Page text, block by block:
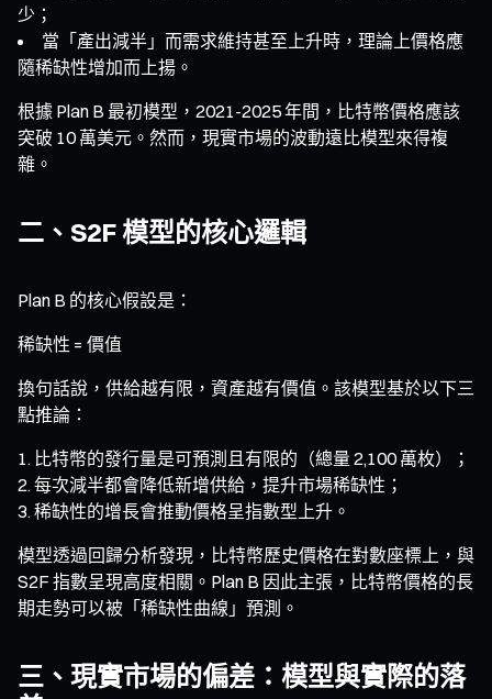
少；
當「產出減半」而需求維持甚至上升時，理論上價格應
隨稀缺性增加而上揚。
根據 Plan B 最初模型，2021-2025 年間，比特幣價格應該
突破 10 萬美元。然而，現實市場的波動遠比模型來得複
雜。
二、S2F 模型的核心邏輯
Plan B 的核心假設是：
稀缺性 = 價值
換句話說，供給越有限，資產越有價值。該模型基於以下三
點推論：
比特幣的發行量是可預測且有限的（總量 2,100 萬枚）；
每次減半都會降低新增供給，提升市場稀缺性；
稀缺性的增長會推動價格呈指數型上升。
模型透過回歸分析發現，比特幣歷史價格在對數座標上，與
S2F 指數呈現高度相關。Plan B 因此主張，比特幣價格的長
期走勢可以被「稀缺性曲線」預測。
三、現實市場的偏差：模型與實際的落